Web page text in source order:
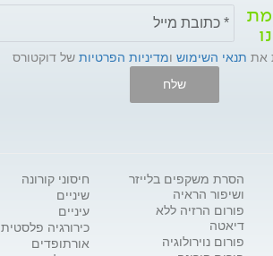
את תנאי השימוש ומדיניות הפרטיות של דוקטורס
שלח
הסרת משקפים בלייזר
ושיפור הראיה
פורום הרזיה ללא
דיאטה
פורום נוירולוגיה
חיסוני קורונה
שיניים
עיניים
כירורגיה פלסטית
אורתופדים